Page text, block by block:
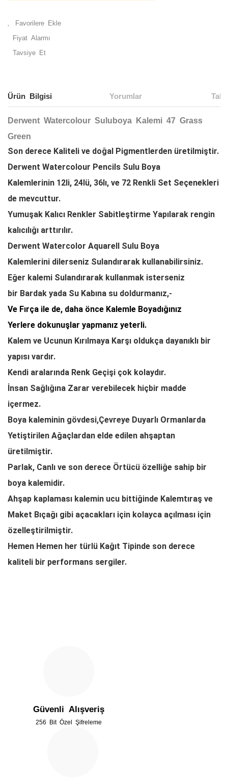
Fiyat Alarmı
Tavsiye Et
Ürün Bilgisi Yorumlar
Derwent Watercolour Suluboya Kalemi 47 Grass
Green
Son derece Kaliteli ve doğal Pigmentlerden üretilmiştir.
Derwent Watercolour Pencils Sulu Boya
Kalemlerinin 12li, 24lü, 36lı, ve 72 Renkli Set Seçenekleri
de mevcuttur.
Yumuşak Kalıcı Renkler Sabitleştirme Yapılarak rengin
kalıcılığı arttırılır.
Derwent Watercolor Aquarell Sulu Boya
Kalemlerini dilerseniz Sulandırarak kullanabilirsiniz.
Eğer kalemi Sulandırarak kullanmak isterseniz
bir Bardak yada Su Kabına su doldurmanız,-
Ve Fırça ile de, daha önce Kalemle Boyadığınız
Yerlere dokunuşlar yapmanız yeterli.
Kalem ve Ucunun Kırılmaya Karşı oldukça dayanıklı bir
yapısı vardır.
Kendi aralarında Renk Geçişi çok kolaydır.
İnsan Sağlığına Zarar verebilecek hiçbir madde
içermez.
Boya kaleminin gövdesi,Çevreye Duyarlı Ormanlarda
Yetiştirilen Ağaçlardan elde edilen ahşaptan
üretilmiştir.
Parlak, Canlı ve son derece Örtücü özelliğe sahip bir
boya kalemidir.
Ahşap kaplaması kalemin ucu bittiğinde Kalemtıraş ve
Maket Bıçağı gibi açacakları için kolayca açılması için
özelleştirilmiştir.
Hemen Hemen her türlü Kağıt Tipinde son derece
kaliteli bir performans sergiler.
Ürün bilgilerinde hatalar bulunuyor.
Ürün fiyatı diğer sitelerden daha pahalı.
Güvenli Alışveriş
256 Bit Özel Şifreleme